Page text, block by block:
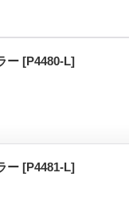
ー [P4480-L]
ー [P4481-L]